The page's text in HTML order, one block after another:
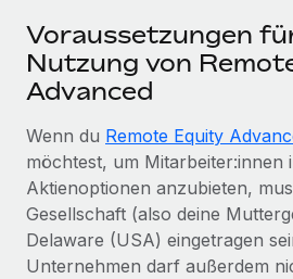
Voraussetzungen
Nutzung von
Advanced
Wenn du Remote Equity
möchtest, um Mitarbeiter:innen
Aktienoptionen anzubieten,
Gesellschaft (also deine
Delaware (USA) eingetragen
Unternehmen darf außerdem